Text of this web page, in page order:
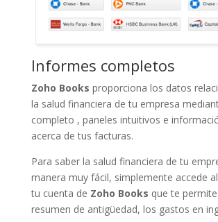
Informes completos
Zoho Books proporciona los datos
la salud financiera de tu empresa
completo , paneles intuitivos e
acerca de tus facturas.
Para saber la salud financiera de tu
manera muy fácil, simplemente accede
tu cuenta de Zoho Books que te
resumen de antigüedad, los gastos en